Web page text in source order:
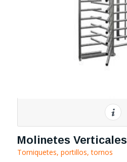
Molinetes Verticales
Torniquetes, portillos, tornos